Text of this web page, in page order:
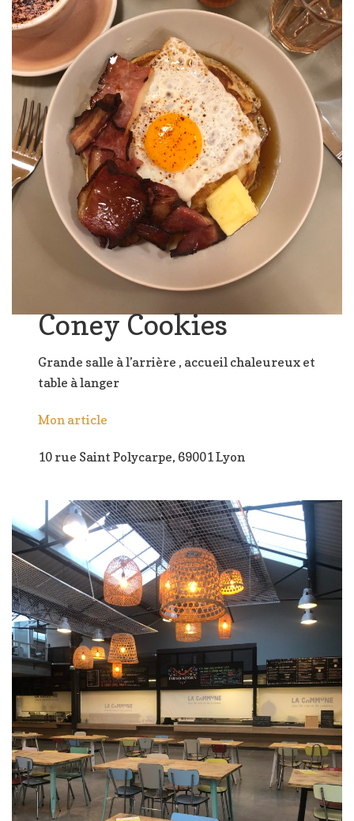
Coney Cookies
Grande salle à l’arrière , accueil chaleureux et
table à langer
Mon article
10 rue Saint Polycarpe, 69001 Lyon